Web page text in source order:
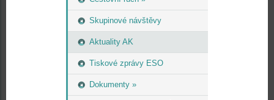
Skupinové návštěvy
Aktuality AK
Tiskové zprávy ESO
Dokumenty »